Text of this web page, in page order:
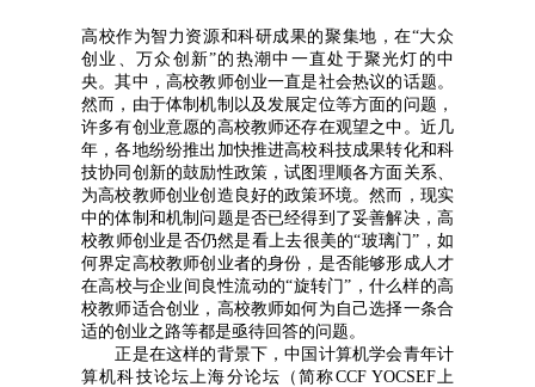
高校作为智力资源和科研成果的聚集地，在“大众
创业、万众创新”的热潮中一直处于聚光灯的中
央。其中，高校教师创业一直是社会热议的话题。
然而，由于体制机制以及发展定位等方面的问题，
许多有创业意愿的高校教师还存在观望之中。近几
年，各地纷纷推出加快推进高校科技成果转化和科
技协同创新的鼓励性政策，试图理顺各方面关系、
为高校教师创业创造良好的政策环境。然而，现实
中的体制和机制问题是否已经得到了妥善解决，高
校教师创业是否仍然是看上去很美的“玻璃门”，如
何界定高校教师创业者的身份，是否能够形成人才
在高校与企业间良性流动的“旋转门”，什么样的高
校教师适合创业，高校教师如何为自己选择一条合
适的创业之路等都是亟待回答的问题。
正是在这样的背景下，中国计算机学会青年计
算机科技论坛上海分论坛（简称CCF YOCSEF上